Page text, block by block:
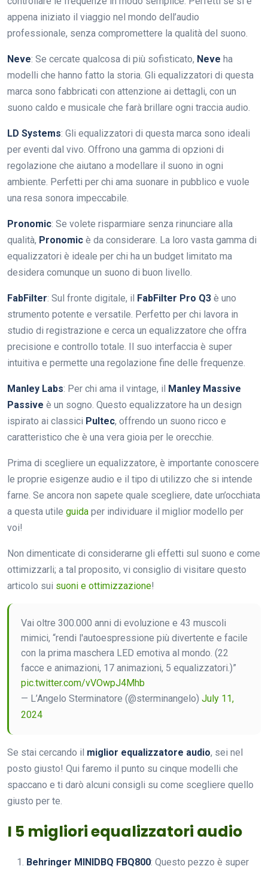
appena iniziato il viaggio nel mondo dell’audio
professionale, senza compromettere la qualità del suono.
Neve: Se cercate qualcosa di più sofisticato, Neve ha
modelli che hanno fatto la storia. Gli equalizzatori di questa
marca sono fabbricati con attenzione ai dettagli, con un
suono caldo e musicale che farà brillare ogni traccia audio.
LD Systems: Gli equalizzatori di questa marca sono ideali
per eventi dal vivo. Offrono una gamma di opzioni di
regolazione che aiutano a modellare il suono in ogni
ambiente. Perfetti per chi ama suonare in pubblico e vuole
una resa sonora impeccabile.
Pronomic: Se volete risparmiare senza rinunciare alla
qualità, Pronomic è da considerare. La loro vasta gamma di
equalizzatori è ideale per chi ha un budget limitato ma
desidera comunque un suono di buon livello.
FabFilter: Sul fronte digitale, il FabFilter Pro Q3 è uno
strumento potente e versatile. Perfetto per chi lavora in
studio di registrazione e cerca un equalizzatore che offra
precisione e controllo totale. Il suo interfaccia è super
intuitiva e permette una regolazione fine delle frequenze.
Manley Labs: Per chi ama il vintage, il
Manley Massive
Passive è un sogno. Questo equalizzatore ha un design
ispirato ai classici Pultec, offrendo un suono ricco e
caratteristico che è una vera gioia per le orecchie.
Prima di scegliere un equalizzatore, è importante conoscere
le proprie esigenze audio e il tipo di utilizzo che si intende
farne. Se ancora non sapete quale scegliere, date un’occhiata
a questa utile guida per individuare il miglior modello per
voi!
Non dimenticate di considerarne gli effetti sul suono e come
ottimizzarli; a tal proposito, vi consiglio di visitare questo
articolo sui suoni e ottimizzazione!
Vai oltre 300.000 anni di evoluzione e 43 muscoli
mimici, “rendi l'autoespressione più divertente e facile
con la prima maschera LED emotiva al mondo. (22
facce e animazioni, 17 animazioni, 5 equalizzatori.)”
pic.twitter.com/vVOwpJ4Mhb
— L’Angelo Sterminatore (@sterminangelo) July 11,
2024
Se stai cercando il miglior equalizzatore audio, sei nel
posto giusto! Qui faremo il punto su cinque modelli che
spaccano e ti darò alcuni consigli su come scegliere quello
giusto per te.
I 5 migliori equalizzatori audio
Behringer MINIDBQ FBQ800: Questo pezzo è super